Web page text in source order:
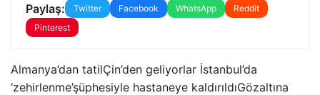
Paylaş: Twitter Facebook WhatsApp
Reddit
Pinterest
Almanya’dan tatilÇin’den geliyorlar İstanbul’da
‘zehirlenme’şüphesiyle hastaneye kaldırıldıGözaltına